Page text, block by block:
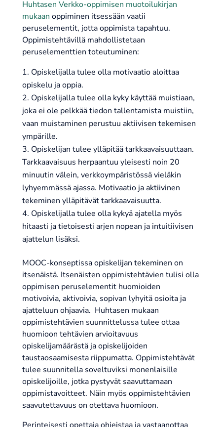
Huhtasen Verkko-oppimisen muotoilukirjan
mukaan oppiminen itsessään vaatii
peruselementit, jotta oppimista tapahtuu.
Oppimistehtävillä mahdollistetaan
peruselementtien toteutuminen:
Opiskelijalla tulee olla motivaatio aloittaa
opiskelu ja oppia.
Opiskelijalla tulee olla kyky käyttää muistiaan,
joka ei ole pelkkää tiedon tallentamista muistiin,
vaan muistaminen perustuu aktiivisen tekemisen
ympärille.
Opiskelijan tulee ylläpitää tarkkaavaisuuttaan.
Tarkkaavaisuus herpaantuu yleisesti noin 20
minuutin välein, verkkoympäristössä vieläkin
lyhyemmässä ajassa. Motivaatio ja aktiivinen
tekeminen ylläpitävät tarkkaavaisuutta.
Opiskelijalla tulee olla kykyä ajatella myös
hitaasti ja tietoisesti arjen nopean ja intuitiivisen
ajattelun lisäksi.
MOOC-konseptissa opiskelijan tekeminen on
itsenäistä. Itsenäisten oppimistehtävien tulisi olla
oppimisen peruselementit huomioiden
motivoivia, aktivoivia, sopivan lyhyitä osioita ja
ajatteluun ohjaavia. Huhtasen mukaan
oppimistehtävien suunnittelussa tulee ottaa
huomioon tehtävien arvioitavuus
opiskelijamäärästä ja opiskelijoiden
taustaosaamisesta riippumatta. Oppimistehtävät
tulee suunnitella soveltuviksi monenlaisille
opiskelijoille, jotka pystyvät saavuttamaan
oppimistavoitteet. Näin myös oppimistehtävien
saavutettavuus on otettava huomioon.